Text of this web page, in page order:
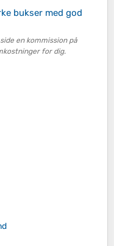
bukser med god
en kommission på
for dig.